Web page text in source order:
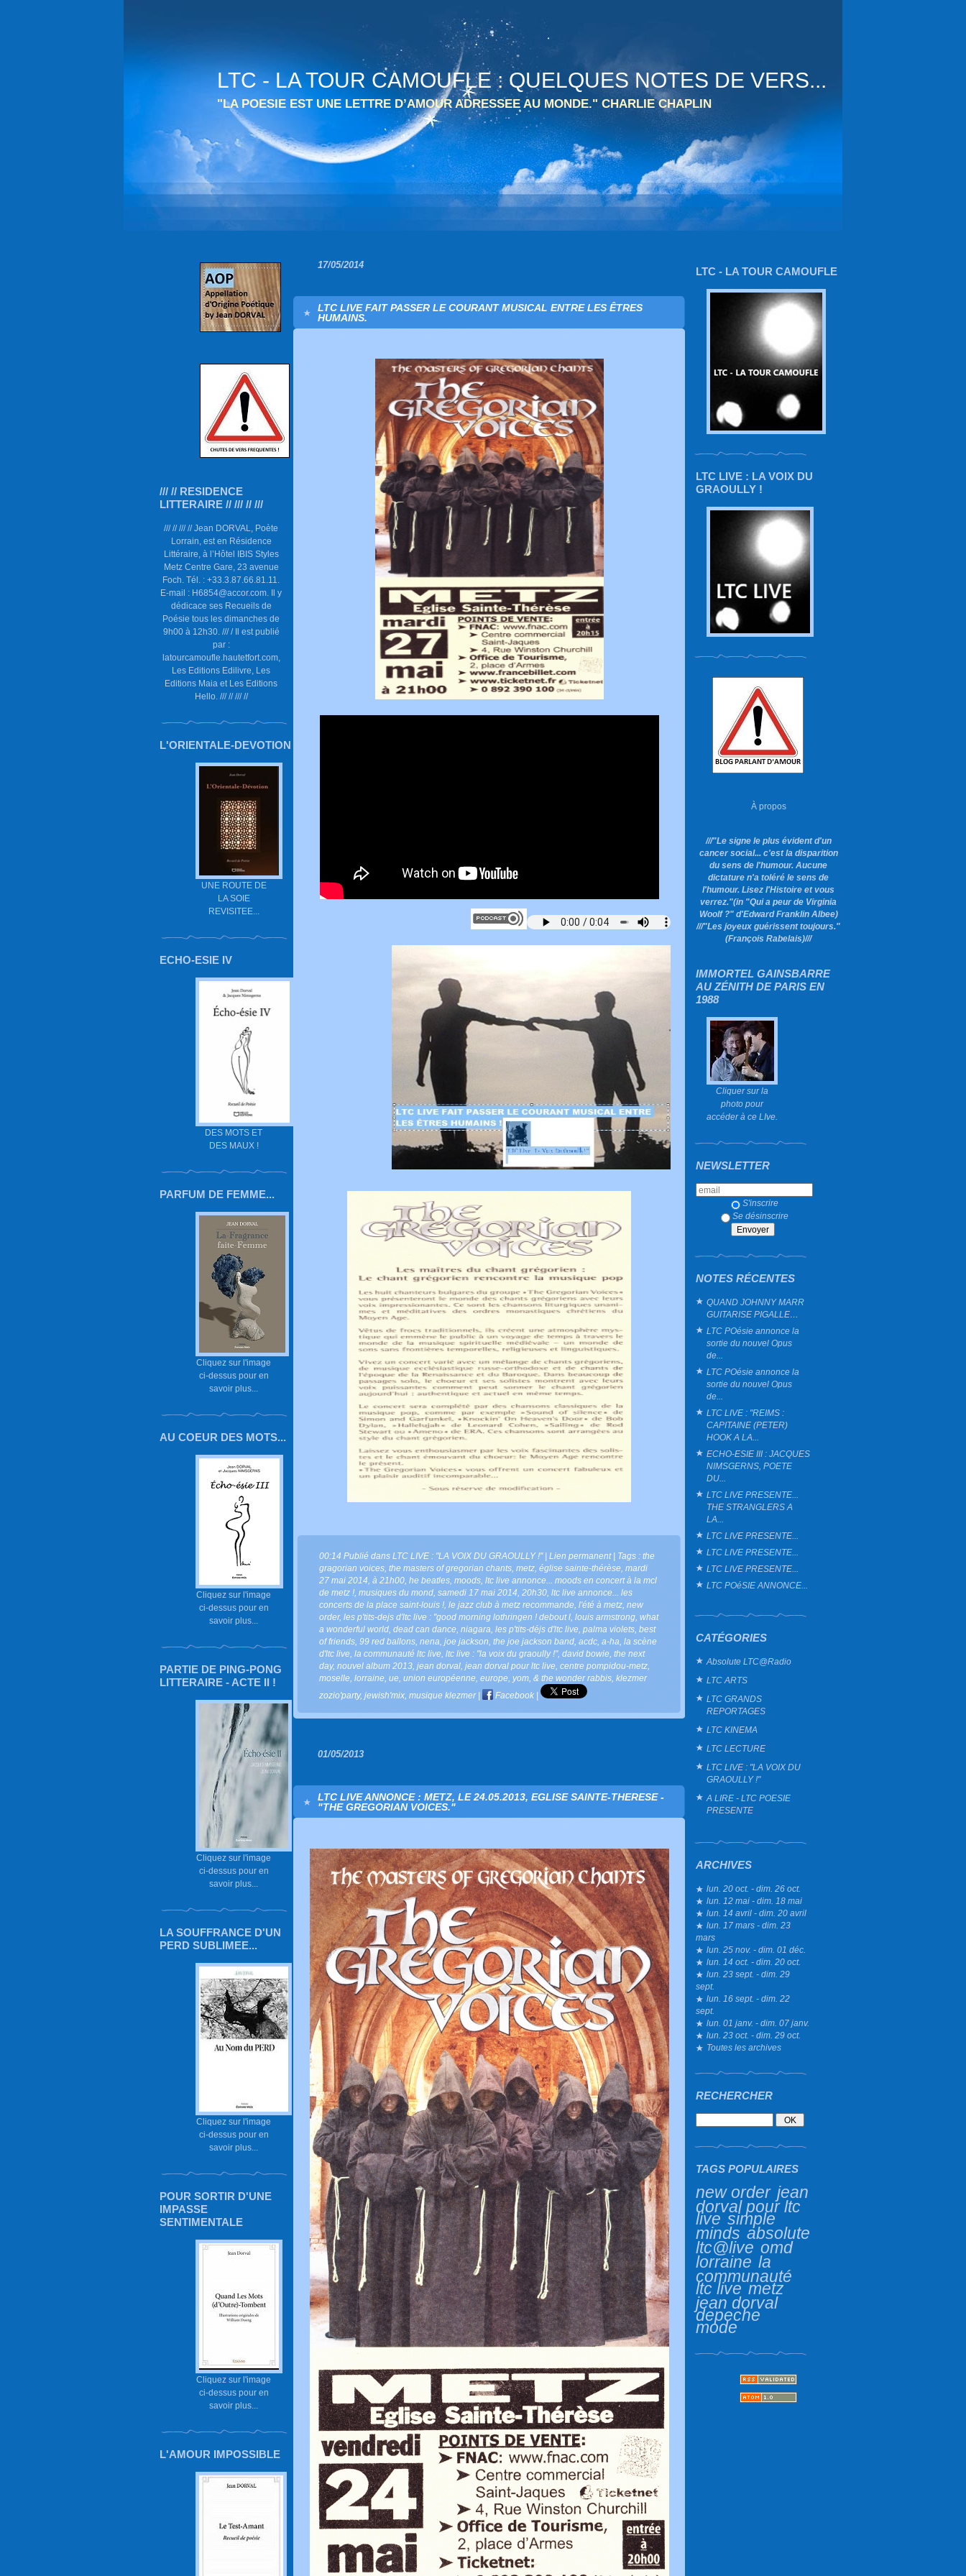
LTC - LA TOUR CAMOUFLE : QUELQUES NOTES DE VERS...
"LA POESIE EST UNE LETTRE D’AMOUR ADRESSEE AU MONDE." CHARLIE CHAPLIN
/// // RESIDENCE
LITTERAIRE // /// // ///
/// // /// // Jean DORVAL, Poète
Lorrain, est en Résidence
Littéraire, à l’Hôtel IBIS Styles
Metz Centre Gare, 23 avenue
Foch. Tél. : +33.3.87.66.81.11.
E-mail : H6854@accor.com. Il y
dédicace ses Recueils de
Poésie tous les dimanches de
9h00 à 12h30. /// / Il est publié
par :
latourcamoufle.hautetfort.com,
Les Editions Edilivre, Les
Editions Maia et Les Editions
Hello. /// // /// //
L'ORIENTALE-DEVOTION
UNE ROUTE DE
LA SOIE
REVISITEE...
ECHO-ESIE IV
DES MOTS ET
DES MAUX !
PARFUM DE FEMME...
Cliquez sur l'image
ci-dessus pour en
savoir plus...
AU COEUR DES MOTS...
Cliquez sur l'image
ci-dessus pour en
savoir plus...
PARTIE DE PING-PONG
LITTERAIRE - ACTE II !
Cliquez sur l'image
ci-dessus pour en
savoir plus...
LA SOUFFRANCE D'UN
PERD SUBLIMEE...
Cliquez sur l'image
ci-dessus pour en
savoir plus...
POUR SORTIR D'UNE
IMPASSE
SENTIMENTALE
Cliquez sur l'image
ci-dessus pour en
savoir plus...
L'AMOUR IMPOSSIBLE
LTC - LA TOUR CAMOUFLE
LTC LIVE : LA VOIX DU
GRAOULLY !
À propos
///"Le signe le plus évident d'un
cancer social... c'est la disparition
du sens de l'humour. Aucune
dictature n'a toléré le sens de
l'humour. Lisez l'Histoire et vous
verrez."(in "Qui a peur de Virginia
Woolf ?"d'Edward Franklin Albee)
///"Les joyeux guérissent toujours."
(François Rabelais)///
IMMORTEL GAINSBARRE
AU ZÉNITH DE PARIS EN
1988
Cliquer sur la
photo pour
accéder à ce LIve.
NEWSLETTER
S'inscrire
Se désinscrire
NOTES RÉCENTES
QUAND JOHNNY MARR
GUITARISE PIGALLE…
LTC POésie annonce la
sortie du nouvel Opus
de...
LTC POésie annonce la
sortie du nouvel Opus
de...
LTC LIVE : "REIMS :
CAPITAINE (PETER)
HOOK A LA...
ECHO-ESIE III : JACQUES
NIMSGERNS, POETE
DU...
LTC LIVE PRESENTE...
THE STRANGLERS A
LA...
LTC LIVE PRESENTE...
LTC LIVE PRESENTE...
LTC LIVE PRESENTE...
LTC POéSIE ANNONCE...
CATÉGORIES
Absolute LTC@Radio
LTC ARTS
LTC GRANDS
REPORTAGES
LTC KINEMA
LTC LECTURE
LTC LIVE : "LA VOIX DU
GRAOULLY !"
A LIRE - LTC POESIE
PRESENTE
ARCHIVES
lun. 20 oct. - dim. 26 oct.
lun. 12 mai - dim. 18 mai
lun. 14 avril - dim. 20 avril
lun. 17 mars - dim. 23
mars
lun. 25 nov. - dim. 01 déc.
lun. 14 oct. - dim. 20 oct.
lun. 23 sept. - dim. 29
sept.
lun. 16 sept. - dim. 22
sept.
lun. 01 janv. - dim. 07 janv.
lun. 23 oct. - dim. 29 oct.
Toutes les archives
RECHERCHER
TAGS POPULAIRES
new order jean
dorval pour ltc
live simple
minds absolute
ltc@live omd
lorraine la
communauté
ltc live metz
jean dorval
depeche
mode
17/05/2014
LTC LIVE FAIT PASSER LE COURANT MUSICAL ENTRE LES ÊTRES
HUMAINS.
00:14 Publié dans LTC LIVE : "LA VOIX DU GRAOULLY !"| Lien permanent| Tags : the
gragorian voices the masters of gregorian chants metz église sainte-thérèse mardi
27 mai 2014 à 21h00 he beatles moods ltc live annonce... moods en concert à la mcl
de metz ! musiques du mond samedi 17 mai 2014 20h30 ltc live annonce... les
concerts de la place saint-louis ! le jazz club à metz recommande l'été à metz new
order, les p'tits-dejs d'ltc live : "good morning lothringen ! debout l louis armstrong what
a wonderful world dead can dance niagara les p'tits-déjs d'ltc live palma violets best
of friends 99 red ballons nena joe jackson the joe jackson band acdc a-ha la scène
d'ltc live la communauté ltc live ltc live : "la voix du graoully !", david bowie the next
day, nouvel album 2013 jean dorval jean dorval pour ltc live centre pompidou-metz
moselle lorraine ue union européenne europe yom & the wonder rabbis klezmer
zozio'party, jewish'mix musique klezmer| Facebook
01/05/2013
LTC LIVE ANNONCE : METZ, LE 24.05.2013, EGLISE SAINTE-THERESE -
"THE GREGORIAN VOICES."